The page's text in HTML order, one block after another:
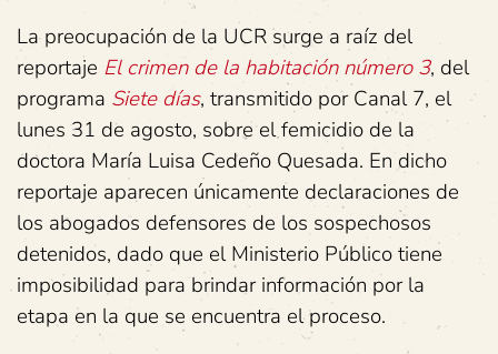
La preocupación de la UCR surge a raíz del
reportaje El crimen de la habitación número 3, del
programa Siete días, transmitido por Canal 7, el
lunes 31 de agosto, sobre el femicidio de la
doctora María Luisa Cedeño Quesada. En dicho
reportaje aparecen únicamente declaraciones de
los abogados defensores de los sospechosos
detenidos, dado que el Ministerio Público tiene
imposibilidad para brindar información por la
etapa en la que se encuentra el proceso.